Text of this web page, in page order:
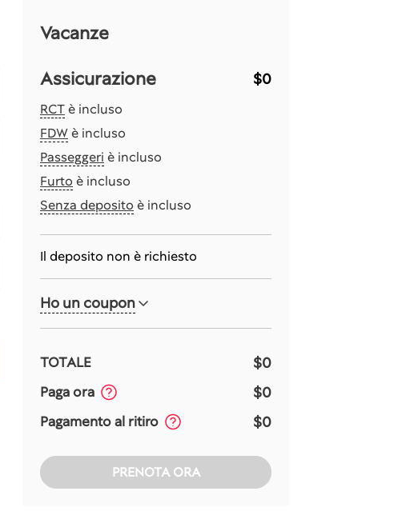
Vacanze
Assicurazione
$0
RCTè incluso
FDWè incluso
Passeggeri è incluso
Furto è incluso
Senza deposito è incluso
Il deposito non è richiesto
Ho un coupon
TOTALE $0
Paga ora $0
Pagamento al ritiro $0
PRENOTA ORA